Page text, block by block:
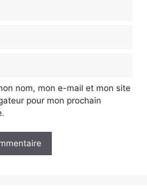
nom, mon e-mail et mon site
pour mon prochain